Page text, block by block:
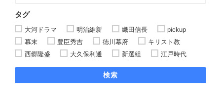
タグ
大河ドラマ 明治維新 織田信長
pickup
幕末
豊臣秀吉 徳川幕府
キリスト教
西郷隆盛
大久保利通 新選組 江戸時代
検索